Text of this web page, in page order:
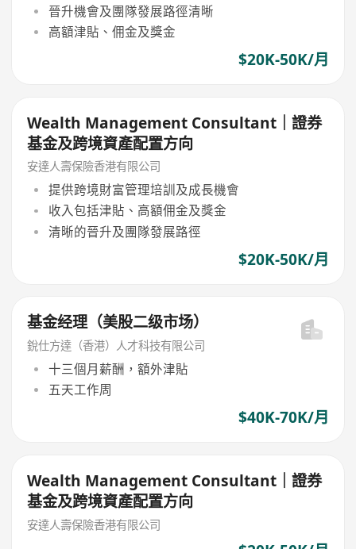
晉升機會及團隊發展路徑清晰
高額津貼、佣金及獎金
$20K-50K/月
Wealth Management Consultant｜證券
基金及跨境資產配置方向
安達人壽保險香港有限公司
提供跨境財富管理培訓及成長機會
收入包括津貼、高額佣金及獎金
清晰的晉升及團隊發展路徑
$20K-50K/月
基金经理（美股二级市场）
銳仕方達（香港）人才科技有限公司
十三個月薪酬，額外津貼
五天工作周
$40K-70K/月
Wealth Management Consultant｜證券
基金及跨境資產配置方向
安達人壽保險香港有限公司